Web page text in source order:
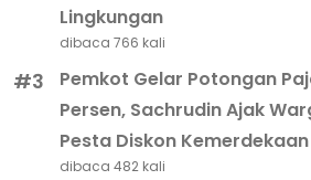
Lingkungan
dibaca 766 kali
#3
Pemkot Gelar Potongan
Persen, Sachrudin Ajak
Pesta Diskon Kemerdekaan
dibaca 482 kali